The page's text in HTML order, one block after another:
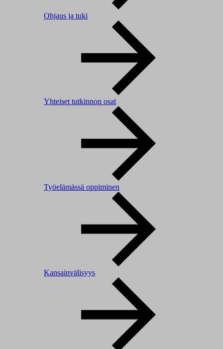
Ohjaus ja tuki
Yhteiset tutkinnon osat
Työelämässä oppiminen
Kansainvälisyys